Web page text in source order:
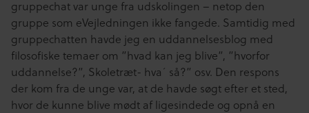
gruppechat var unge fra udskolingen – netop den
gruppe som eVejledningen ikke fangede. Samtidig med
gruppechatten havde jeg en uddannelsesblog med
filosofiske temaer om ”hvad kan jeg blive”, ”hvorfor
uddannelse?”, Skoletræt- hva´ så?” osv. Den respons
der kom fra de unge var, at de havde søgt efter et sted,
hvor de kunne blive mødt af ligesindede og opnå en